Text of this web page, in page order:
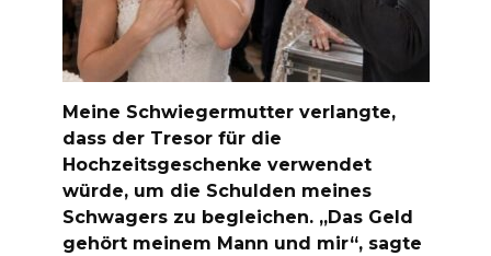
Meine Schwiegermutter verlangte,
dass der Tresor für die
Hochzeitsgeschenke verwendet
würde, um die Schulden meines
Schwagers zu begleichen. „Das Geld
gehört meinem Mann und mir“, sagte